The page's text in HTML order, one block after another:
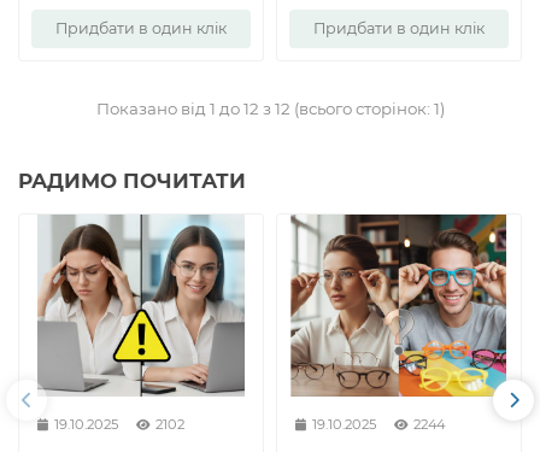
Придбати в один клік Придбати в один клік
Показано від 1 до 12 з 12 (всього сторінок: 1)
РАДИМО ПОЧИТАТИ
19.10.2025 2102 19.10.2025 2244